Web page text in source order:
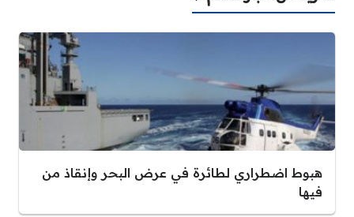
هبوط اضطراري لطائرة في عرض البحر وإنقاذ من
فيها